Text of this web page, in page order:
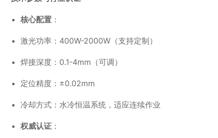
核心配置 ：
激光功率：400W-2000W（支持定制）
焊接深度：0.1-4mm（可调）
定位精度：±0.02mm
冷却方式：水冷恒温系统，适应连续作业
权威认证 ：